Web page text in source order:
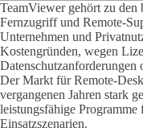
TeamViewer gehört zu den
Fernzugriff und Remote-
Unternehmen und
Kostengründen, wegen
Datenschutzanforderungen
Der Markt für Remote-
vergangenen Jahren stark
leistungsfähige Programme
Einsatzszenarien.